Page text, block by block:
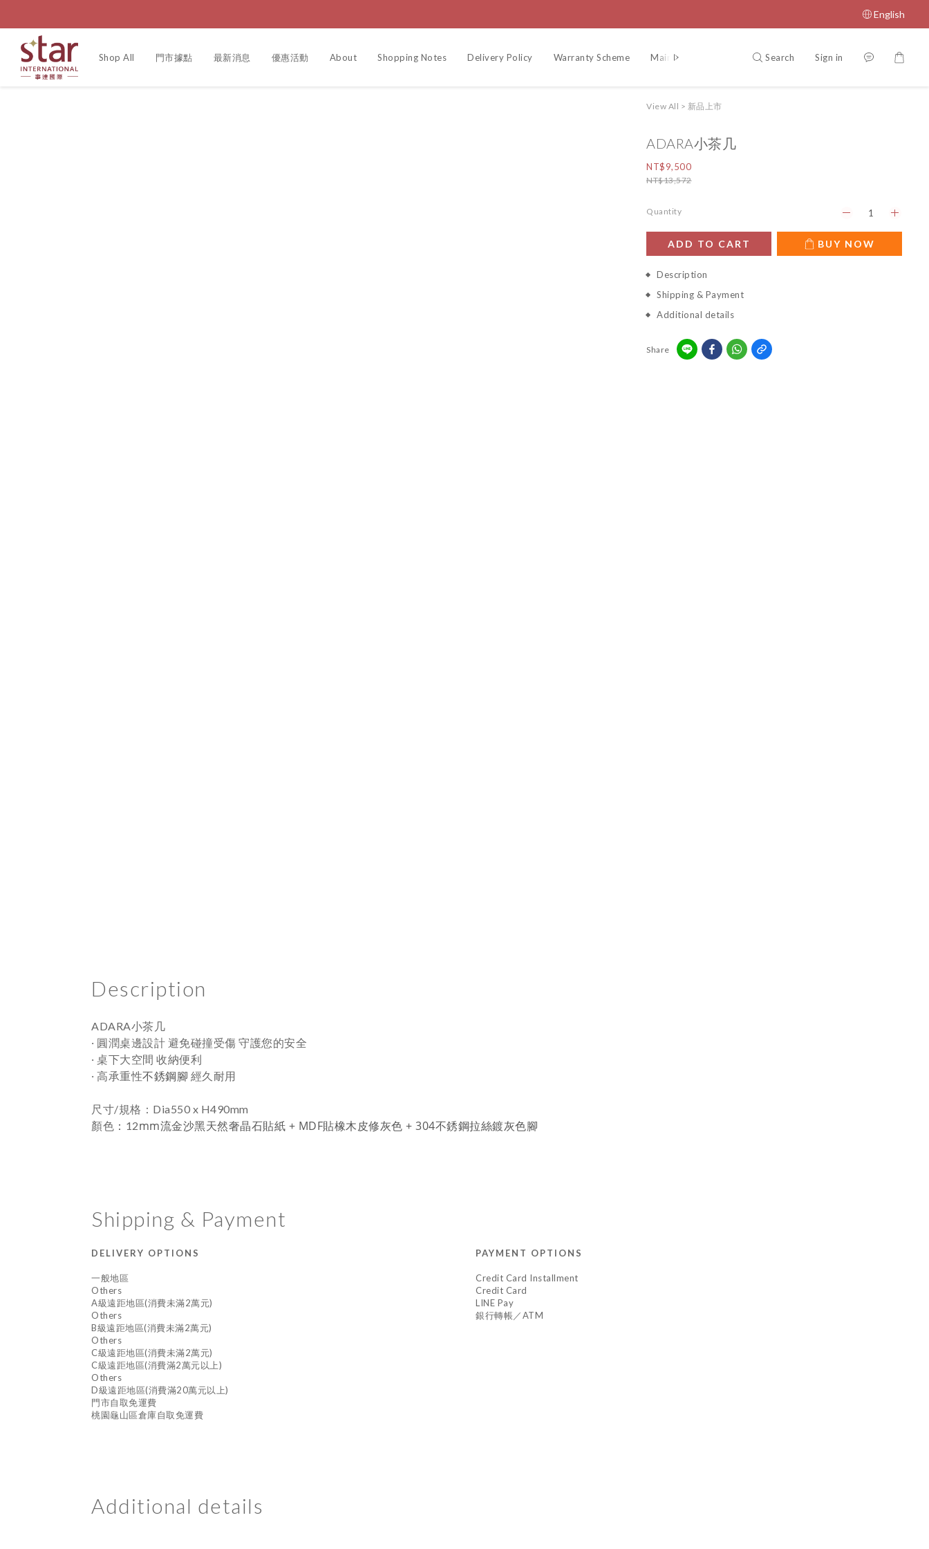
English
Shop All 門市據點 最新消息 優惠活動 About Shopping Notes Delivery Policy Warranty Scheme Maintenance manual Return Policy
Search Sign in
View All > 新品上市
ADARA小茶几
NT$9,500
NT$13,572
Quantity
ADD TO CART BUY NOW
Description
Shipping & Payment
Additional details
Share
Description
ADARA小茶几
‧ 圓潤桌邊設計 避免碰撞受傷 守護您的安全
‧ 桌下大空間 收納便利
‧ 高承重性不銹鋼腳 經久耐用
尺寸/規格 ： Dia550 x H490mm
顏色 ： 12mm流金沙黑天然奢晶石貼紙 + MDF貼橡木皮修灰色 + 304不銹鋼拉絲鍍灰色腳
Shipping & Payment
DELIVERY OPTIONS
一般地區
Others
A級遠距地區(消費未滿2萬元)
Others
B級遠距地區(消費未滿2萬元)
Others
C級遠距地區(消費未滿2萬元)
C級遠距地區(消費滿2萬元以上)
Others
D級遠距地區(消費滿20萬元以上)
門市自取免運費
桃園龜山區倉庫自取免運費
PAYMENT OPTIONS
Credit Card Installment
Credit Card
LINE Pay
銀行轉帳／ATM
Additional details